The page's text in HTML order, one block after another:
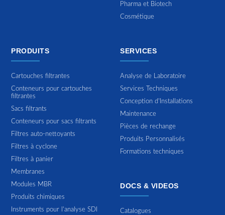
Pharma et Biotech
Cosmétique
PRODUITS
Cartouches filtrantes
Conteneurs pour cartouches
filtrantes
Sacs filtrants
Conteneurs pour sacs filtrants
Filtres auto-nettoyants
Filtres à cyclone
Filtres à panier
Membranes
Modules MBR
Produits chimiques
Instruments pour l'analyse SDI
SERVICES
Analyse de Laboratoire
Services Techniques
Conception d'Installations
Maintenance
Pièces de rechange
Produits Personnalisés
Formations techniques
DOCS & VIDEOS
Catalogues